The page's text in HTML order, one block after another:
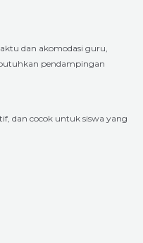
dan akomodasi guru,
pendampingan
dan cocok untuk siswa yang